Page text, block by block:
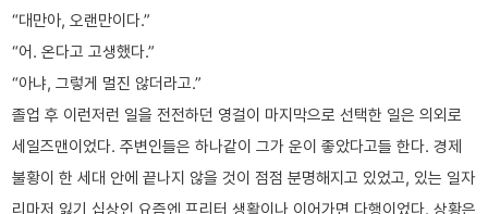
“대만아, 오랜만이다.”
“어. 온다고 고생했다. ”
“아냐, 그렇게 멀진 않더라고. ”
졸업 후 이런저런 일을 전전하던 영걸이 마지막으로 선택한 일은 의외로
세일즈맨이었다. 주변인들은 하나같이 그가 운이 좋았다고들 한다. 경제
불황이 한 세대 안에 끝나지 않을 것이 점점 분명해지고 있었고, 있는 일자
리마저 잃기 십상인 요즘엔 프리터 생활이나 이어가면 다행이었다. 상황은